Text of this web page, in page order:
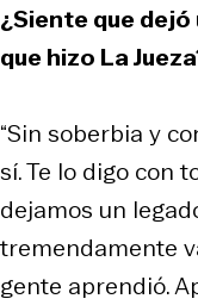
¿Siente que
que hizo La
“Sin soberbia y
sí. Te lo digo con
dejamos un
tremendamente
gente aprendió.